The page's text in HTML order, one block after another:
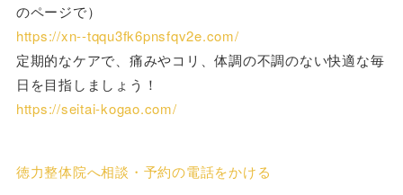
のページで）
https://xn--tqqu3fk6pnsfqv2e.com/
定期的なケアで、痛みやコリ、体調の不調のない快適な毎
日を目指しましょう！
https://seitai-kogao.com/
徳力整体院へ相談・予約の電話をかける